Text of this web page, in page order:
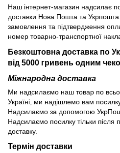
Наш інтернет-магазин надсилає
доставки Нова Пошта та
замовлення та підтвердження
номер товарно-транспортної
Безкоштовна доставка по
від 5000 гривень одним
Міжнародна доставка
Ми надсилаємо наш товар по
Україні, ми надішлемо вам
Надсилаємо за допомогою
Надсилаємо посилку тільки після
доставку.
Термін доставки